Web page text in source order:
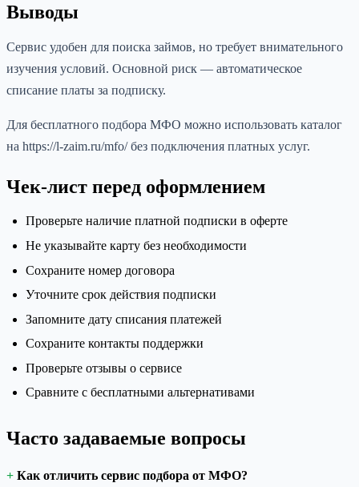
Выводы
Сервис удобен для поиска займов, но требует внимательного
изучения условий. Основной риск — автоматическое
списание платы за подписку.
Для бесплатного подбора МФО можно использовать каталог
на https://l-zaim.ru/mfo/ без подключения платных услуг.
Чек-лист перед оформлением
Проверьте наличие платной подписки в оферте
Не указывайте карту без необходимости
Сохраните номер договора
Уточните срок действия подписки
Запомните дату списания платежей
Сохраните контакты поддержки
Проверьте отзывы о сервисе
Сравните с бесплатными альтернативами
Часто задаваемые вопросы
Как отличить сервис подбора от МФО?